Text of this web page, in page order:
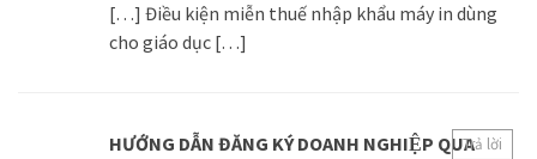
[…] Điều kiện miễn thuế nhập khẩu máy in dùng
cho giáo dục […]
HƯỚNG DẪN ĐĂNG KÝ DOANH NGHIỆP QUATrả lời